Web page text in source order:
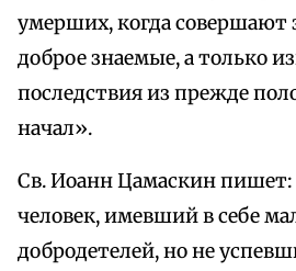
умерших, когда совершают
доброе знаемые, а только
последствия из прежде
начал».
Св. Иоанн Цамаскин
человек, имевший в себе
добродетелей, но не